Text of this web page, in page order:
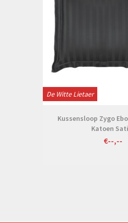
De Witte Lietaer
Kussensloop Zygo
Katoen
€--,--